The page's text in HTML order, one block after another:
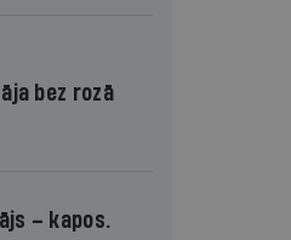
bez rozā
– kapos.